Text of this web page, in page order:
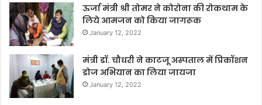
ऊर्जा मंत्री श्री तोमर ने कोरोना की रोकथाम के
लिये आमजन को किया जागरूक
January 12, 2022
मंत्री डॉ. चौधरी ने काटजू अस्पताल में प्रिकॉशन
डोज अभियान का लिया जायजा
January 12, 2022